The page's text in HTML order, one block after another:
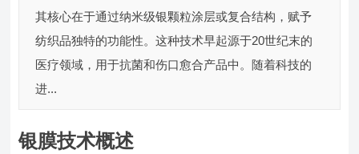
其核心在于通过纳米级银颗粒涂层或复合结构，赋予
纺织品独特的功能性。这种技术早起源于20世纪末的
医疗领域，用于抗菌和伤口愈合产品中。随着科技的
进...
银膜技术概述